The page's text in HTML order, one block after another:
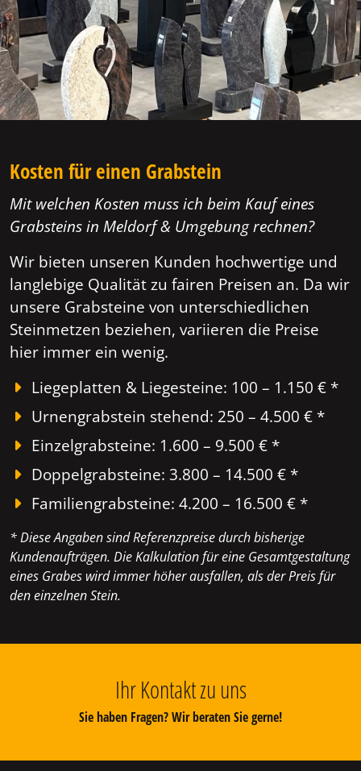
Kosten für einen Grabstein
Mit welchen Kosten muss ich beim Kauf eines
Grabsteins in Meldorf & Umgebung rechnen?
Wir bieten unseren Kunden hochwertige und
langlebige Qualität zu fairen Preisen an. Da wir
unsere Grabsteine von unterschiedlichen
Steinmetzen beziehen, variieren die Preise
hier immer ein wenig.
Liegeplatten & Liegesteine: 100 – 1.150 € *
Urnengrabstein stehend: 250 – 4.500 € *
Einzelgrabsteine: 1.600 – 9.500 € *
Doppelgrabsteine: 3.800 – 14.500 € *
Familiengrabsteine: 4.200 – 16.500 € *
* Diese Angaben sind Referenzpreise durch bisherige
Kundenaufträgen. Die Kalkulation für eine Gesamtgestaltung
eines Grabes wird immer höher ausfallen, als der Preis für
den einzelnen Stein.
Ihr Kontakt zu uns
Sie haben Fragen? Wir beraten Sie gerne!